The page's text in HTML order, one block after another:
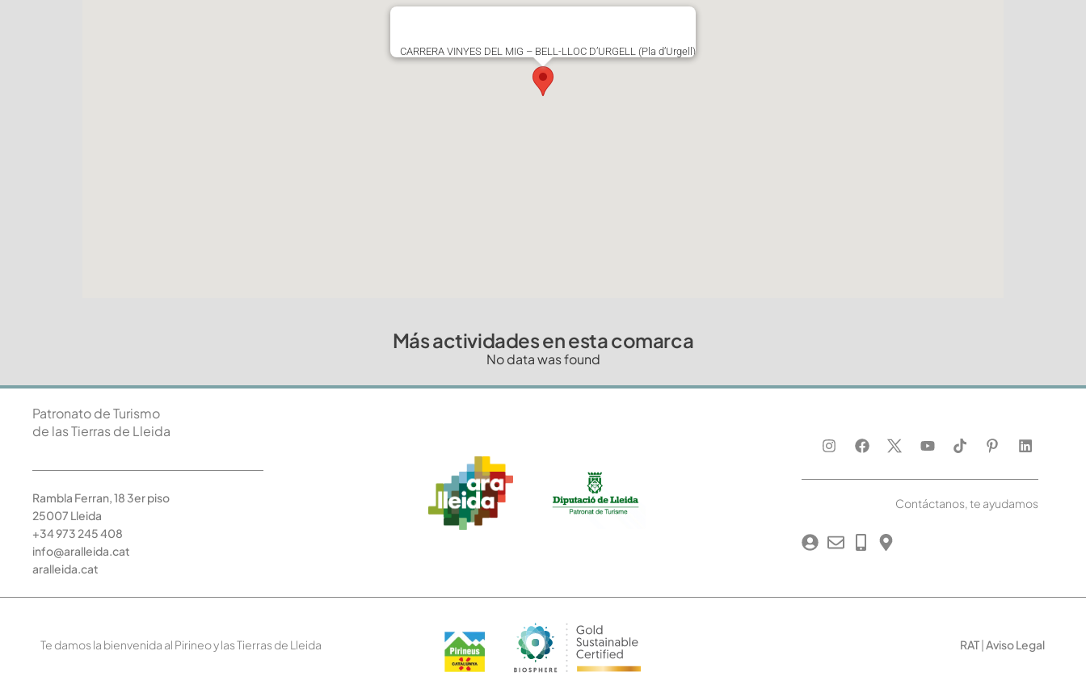
CARRERA VINYES DEL MIG – BELL-LLOC D’URGELL (Pla d’Urgell)
Más actividades en esta comarca
No data was found
Patronato de Turismo
de las Tierras de Lleida
Rambla Ferran, 18 3er piso
25007 Lleida
+34 973 245 408
info@aralleida.cat
aralleida.cat
Contáctanos, te ayudamos
Te damos la bienvenida al Pirineo y las Tierras de Lleida RAT|Aviso Legal